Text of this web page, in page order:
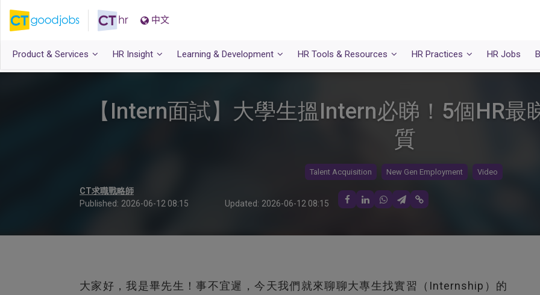
中文
Product & Services HR Insight Learning & Development HR Tools & Resources HR Practices HR Jobs
【Intern面試】大學生搵Intern必睇！5個HR最
質
Talent Acquisition New Gen Employment Video
CT求職戰略師
Published: 2026-06-12 08:15 Updated: 2026-06-12 08:15
大家好，我是畢先生！事不宜遲，今天我們就來聊聊大專生找實習（Internship）的